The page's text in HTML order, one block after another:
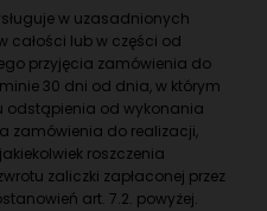
w uzasadnionych
całości lub w części od
przyjęcia zamówienia do
30 dni od dnia, w którym
odstąpienia od wykonania
zamówienia do realizacji,
roszczenia
zaliczki zapłaconej przez
art. 7.2. powyżej.